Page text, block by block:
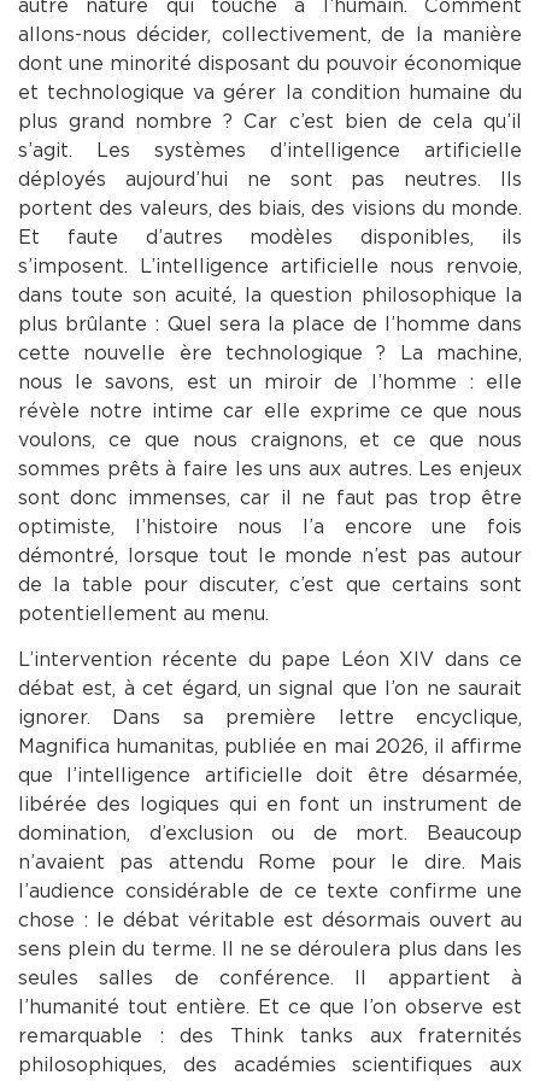
autre nature qui touche à l’humain. Comment
allons-nous décider, collectivement, de la manière
dont une minorité disposant du pouvoir économique
et technologique va gérer la condition humaine du
plus grand nombre ? Car c’est bien de cela qu’il
s’agit. Les systèmes d’intelligence artificielle
déployés aujourd’hui ne sont pas neutres. Ils
portent des valeurs, des biais, des visions du monde.
Et faute d’autres modèles disponibles, ils
s’imposent. L’intelligence artificielle nous renvoie,
dans toute son acuité, la question philosophique la
plus brûlante : Quel sera la place de l’homme dans
cette nouvelle ère technologique ? La machine,
nous le savons, est un miroir de l’homme : elle
révèle notre intime car elle exprime ce que nous
voulons, ce que nous craignons, et ce que nous
sommes prêts à faire les uns aux autres. Les enjeux
sont donc immenses, car il ne faut pas trop être
optimiste, l’histoire nous l’a encore une fois
démontré, lorsque tout le monde n’est pas autour
de la table pour discuter, c’est que certains sont
potentiellement au menu.
L’intervention récente du pape Léon XIV dans ce
débat est, à cet égard, un signal que l’on ne saurait
ignorer. Dans sa première lettre encyclique,
Magnifica humanitas, publiée en mai 2026, il affirme
que l’intelligence artificielle doit être désarmée,
libérée des logiques qui en font un instrument de
domination, d’exclusion ou de mort. Beaucoup
n’avaient pas attendu Rome pour le dire. Mais
l’audience considérable de ce texte confirme une
chose : le débat véritable est désormais ouvert au
sens plein du terme. Il ne se déroulera plus dans les
seules salles de conférence. Il appartient à
l’humanité tout entière. Et ce que l’on observe est
remarquable : des Think tanks aux fraternités
philosophiques, des académies scientifiques aux